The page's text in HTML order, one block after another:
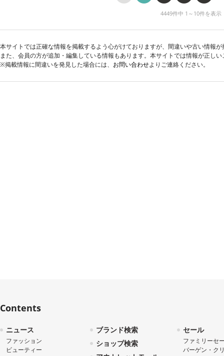
4449件中 1～10件を表示
本サイトでは正確な情報を掲載するよう心がけておりますが、間違いや古い情報
また、会員の方が追加・編集している情報もあります。本サイトでは情報が正し
※掲載情報に間違いを発見した場合には、 お問い合わせよりご連絡ください。
Contents
ニュース
ファッション
ビューティー
ブランド検索
ショップ検索
セール
ファミリーセ
バーゲン・ク